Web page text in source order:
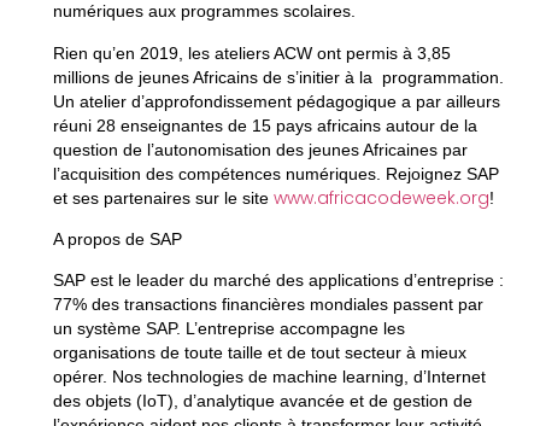
numériques aux programmes scolaires.
Rien qu’en 2019, les ateliers ACW ont permis à 3,85
millions de jeunes Africains de s’initier à la programmation.
Un atelier d’approfondissement pédagogique a par ailleurs
réuni 28 enseignantes de 15 pays africains autour de la
question de l’autonomisation des jeunes Africaines par
l’acquisition des compétences numériques. Rejoignez SAP
et ses partenaires sur le site www.africacodeweek.org!
A propos de SAP
SAP est le leader du marché des applications d’entreprise :
77% des transactions financières mondiales passent par
un système SAP. L’entreprise accompagne les
organisations de toute taille et de tout secteur à mieux
opérer. Nos technologies de machine learning, d’Internet
des objets (IoT), d’analytique avancée et de gestion de